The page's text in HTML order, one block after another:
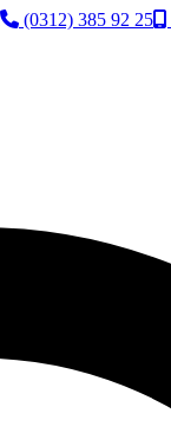
(0312) 385 92 25